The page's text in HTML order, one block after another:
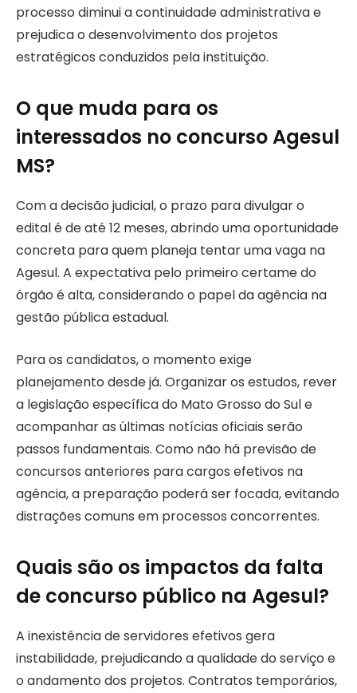
processo diminui a continuidade administrativa e
prejudica o desenvolvimento dos projetos
estratégicos conduzidos pela instituição.
O que muda para os
interessados no concurso Agesul
MS?
Com a decisão judicial, o prazo para divulgar o
edital é de até 12 meses, abrindo uma oportunidade
concreta para quem planeja tentar uma vaga na
Agesul. A expectativa pelo primeiro certame do
órgão é alta, considerando o papel da agência na
gestão pública estadual.
Para os candidatos, o momento exige
planejamento desde já. Organizar os estudos, rever
a legislação específica do Mato Grosso do Sul e
acompanhar as últimas notícias oficiais serão
passos fundamentais. Como não há previsão de
concursos anteriores para cargos efetivos na
agência, a preparação poderá ser focada, evitando
distrações comuns em processos concorrentes.
Quais são os impactos da falta
de concurso público na Agesul?
A inexistência de servidores efetivos gera
instabilidade, prejudicando a qualidade do serviço e
o andamento dos projetos. Contratos temporários,